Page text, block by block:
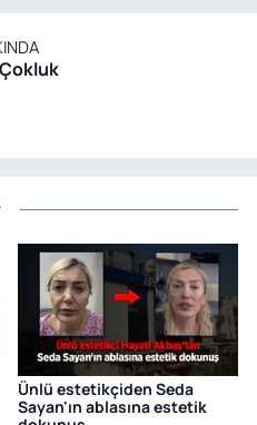
Ünlü estetikçiden Seda
Sayan'ın ablasına estetik